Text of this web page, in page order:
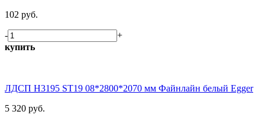
102 руб.
-
+
купить
ЛДСП H3195 ST19 08*2800*2070 мм Файнлайн белый Egger
5 320 руб.